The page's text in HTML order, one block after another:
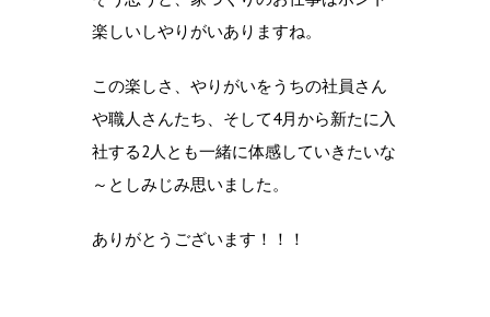
楽しいしやりがいありますね。
この楽しさ、やりがいをうちの社員さん
や職人さんたち、そして4月から新たに入
社する2人とも一緒に体感していきたいな
～としみじみ思いました。
ありがとうございます！！！